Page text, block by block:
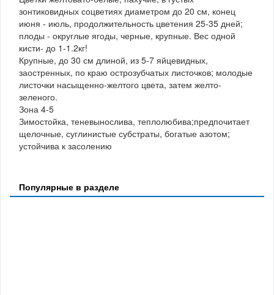
зонтиковидных соцветиях диаметром до 20 см, конец
июня - июль, продолжительность цветения 25-35 дней;
плоды - округлые ягоды, черные, крупные. Вес одной
кисти- до 1-1.2кг!
Крупные, до 30 см длиной, из 5-7 яйцевидных,
заостренных, по краю острозубчатых листочков; молодые
листочки насыщенно-желтого цвета, затем желто-
зеленого.
Зона 4-5
Зимостойка, теневынослива, теплолюбива;предпочитает
щелочные, суглинистые субстраты, богатые азотом;
устойчива к засолению
Популярные в разделе